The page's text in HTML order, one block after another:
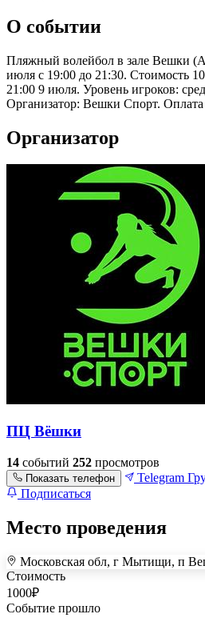
О событии
Пляжный волейбол в зале Вешки
июля с 19:00 до 21:30. Стоимость
21:00 9 июля. Уровень игроков:
Организатор: Вешки Спорт.
Организатор
ПЦ Вёшки
14 событий 252 просмотров
Показать телефон Telegram
Подписаться
Место проведения
+
–
Московская обл, г Мытищи, п
Стоимость
1000₽
Событие прошло